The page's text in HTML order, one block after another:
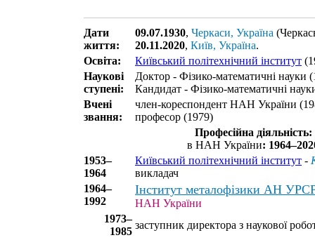
Дати
життя:
09.07.1930, Черкаси, Україна
20.11.2020, Київ, Україна.
Освіта:
Київський політехнічний інститут
Наукові
ступені:
Доктор - Фізико-математичні науки
Кандидат - Фізико-математичні
Вчені
звання:
член-кореспондент НАН України
професор (1979)
Професійна діяльність:
в НАН України:
1953–
1964
Київський політехнічний інститут -
викладач
1964–
1992
Інститут металофізики АН
НАН України
1973–
1985
заступник директора з наукової